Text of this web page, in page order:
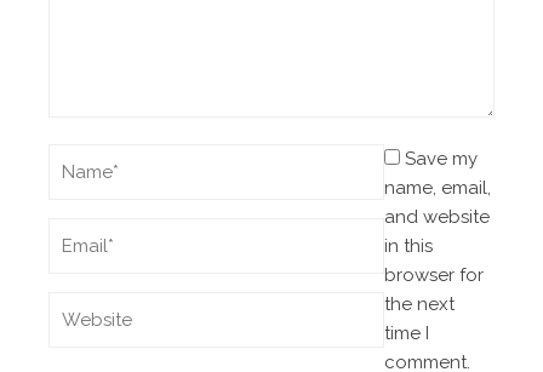
Save my
name, email,
and website
in this
browser for
the next
time I
comment.